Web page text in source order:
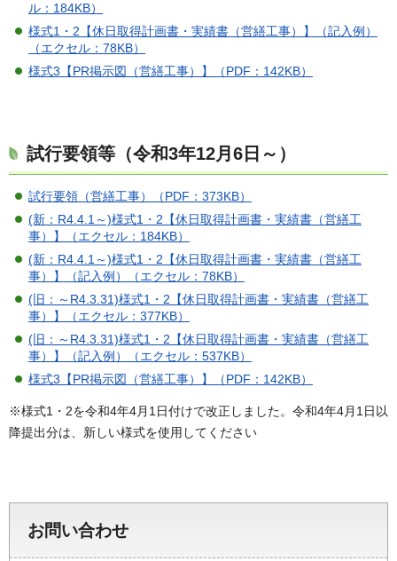
ル：184KB）
様式1・2【休日取得計画書・実績書（営繕工事）】（記入例）
（エクセル：78KB）
様式3【PR掲示図（営繕工事）】（PDF：142KB）
試行要領等（令和3年12月6日～）
試行要領（営繕工事）（PDF：373KB）
(新：R4.4.1～)様式1・2【休日取得計画書・実績書（営繕工
事）】（エクセル：184KB）
(新：R4.4.1～)様式1・2【休日取得計画書・実績書（営繕工
事）】（記入例）（エクセル：78KB）
(旧：～R4.3.31)様式1・2【休日取得計画書・実績書（営繕工
事）】（エクセル：377KB）
(旧：～R4.3.31)様式1・2【休日取得計画書・実績書（営繕工
事）】（記入例）（エクセル：537KB）
様式3【PR掲示図（営繕工事）】（PDF：142KB）
※様式1・2を令和4年4月1日付けで改正しました。令和4年4月1日以
降提出分は、新しい様式を使用してください
お問い合わせ